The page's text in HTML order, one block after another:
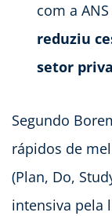
com a
reduziu
setor
Segundo
rápidos de
(Plan, Do,
intensiva pela